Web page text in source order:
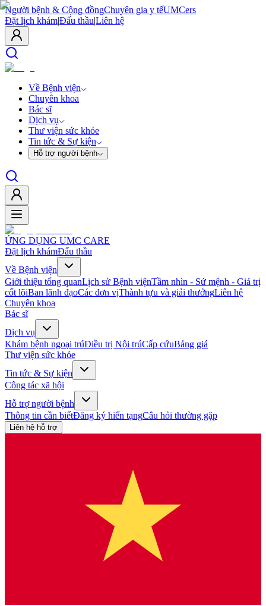
Người bệnh & Cộng đồngChuyên gia y tếUMCers
Đặt lịch khám|Đấu thầu|Liên hệ
Về Bệnh viện
Chuyên khoa
Bác sĩ
Dịch vụ
Thư viện sức khỏe
Tin tức & Sự kiện
Hỗ trợ người bệnh
ỨNG DỤNG UMC CARE
Đặt lịch khámĐấu thầu
Về Bệnh viện
Giới thiệu tổng quanLịch sử Bệnh việnTầm nhìn - Sứ mệnh - Giá trị
cốt lõiBan lãnh đạoCác đơn vịThành tựu và giải thưởngLiên hệ
Chuyên khoa
Bác sĩ
Dịch vụ
Khám bệnh ngoại trúĐiều trị Nội trúCấp cứuBảng giá
Thư viện sức khỏe
Tin tức & Sự kiện
Công tác xã hội
Hỗ trợ người bệnh
Thông tin cần biếtĐăng ký hiến tạngCâu hỏi thường gặp
Liên hệ hỗ trợ